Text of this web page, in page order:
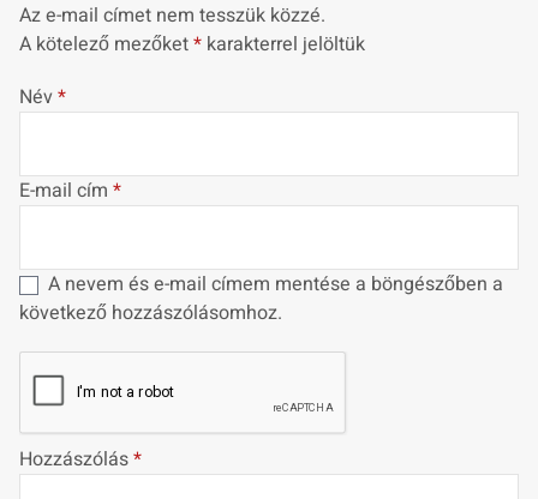
Az e-mail címet nem tesszük közzé.
A kötelező mezőket* karakterrel jelöltük
Név*
E-mail cím *
A nevem és e-mail címem mentése a böngészőben a
következő hozzászólásomhoz.
Hozzászólás*